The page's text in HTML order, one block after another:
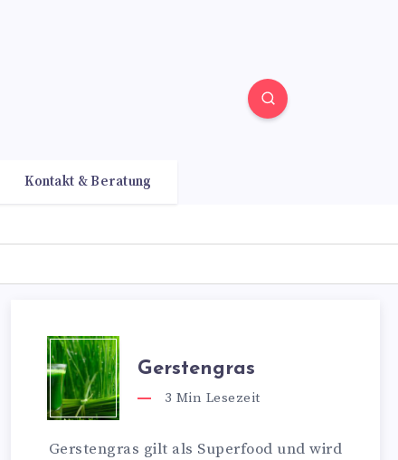
Kontakt & Beratung
Gerstengras
3 Min Lesezeit
Gerstengras gilt als Superfood und wird